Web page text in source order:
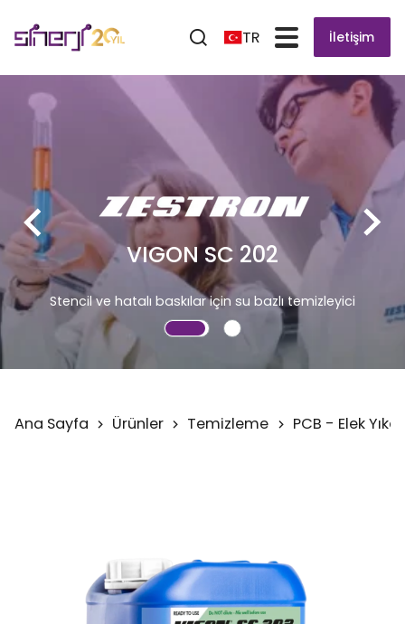
TR İletişim
VIGON SC 202
Stencil ve hatalı baskılar için su bazlı temizleyici
Ana Sayfa Ürünler Temizleme PCB - Elek